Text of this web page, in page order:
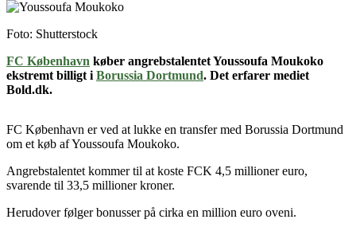
Foto: Shutterstock
FC København køber angrebstalentet Youssoufa Moukoko
ekstremt billigt i Borussia Dortmund. Det erfarer mediet
Bold.dk.
FC København er ved at lukke en transfer med Borussia Dortmund
om et køb af Youssoufa Moukoko.
Angrebstalentet kommer til at koste FCK 4,5 millioner euro,
svarende til 33,5 millioner kroner.
Herudover følger bonusser på cirka en million euro oveni.